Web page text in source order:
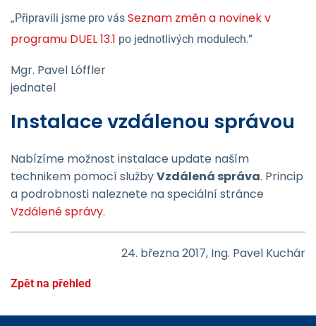
„Připravili jsme pro vás Seznam změn a novinek v
programu DUEL 13.1 po jednotlivých modulech.“
Mgr. Pavel Lóffler
jednatel
Instalace vzdálenou správou
Nabízíme možnost instalace update naším
technikem pomocí službyVzdálená správa. Princip
a podrobnosti naleznete na speciální stránce
Vzdálené správy.
24. března 2017, Ing. Pavel Kuchár
Zpět na přehled